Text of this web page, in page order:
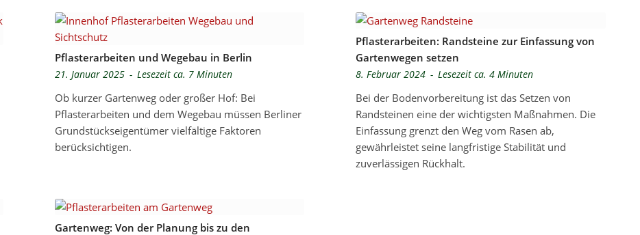
Pflasterarbeiten und Wegebau in Berlin
21. Januar 2025 - Lesezeit ca. 7 Minuten
Ob kurzer Gartenweg oder großer Hof: Bei
Pflasterarbeiten und dem Wegebau müssen Berliner
Grundstückseigentümer vielfältige Faktoren
berücksichtigen.
Pflasterarbeiten: Randsteine zur Einfassung von
Gartenwegen setzen
8. Februar 2024 - Lesezeit ca. 4 Minuten
Bei der Bodenvorbereitung ist das Setzen von
Randsteinen eine der wichtigsten Maßnahmen. Die
Einfassung grenzt den Weg vom Rasen ab,
gewährleistet seine langfristige Stabilität und
zuverlässigen Rückhalt.
Gartenweg: Von der Planung bis zu den